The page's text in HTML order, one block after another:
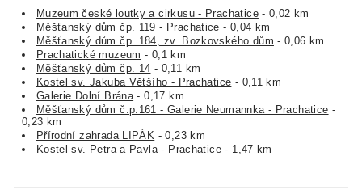
Muzeum české loutky a cirkusu - Prachatice- 0,02 km
Měšťanský dům čp. 119 - Prachatice - 0,04 km
Měšťanský dům čp. 184, zv. Bozkovského dům - 0,06 km
Prachatické muzeum - 0,1 km
Měšťanský dům čp. 14 - 0,11 km
Kostel sv. Jakuba Většího - Prachatice - 0,11 km
Galerie Dolní Brána- 0,17 km
Měšťanský dům č.p.161 - Galerie Neumannka - Prachatice -
0,23 km
Přírodní zahrada LIPÁK - 0,23 km
Kostel sv. Petra a Pavla - Prachatice - 1,47 km